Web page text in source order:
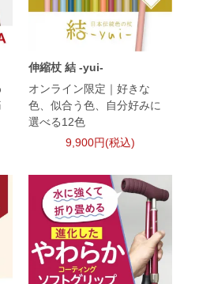
伸縮杖 結 -yui-
オンライン限定｜好きな
色、似合う色、自分好みに
選べる12色
9,900円(税込)